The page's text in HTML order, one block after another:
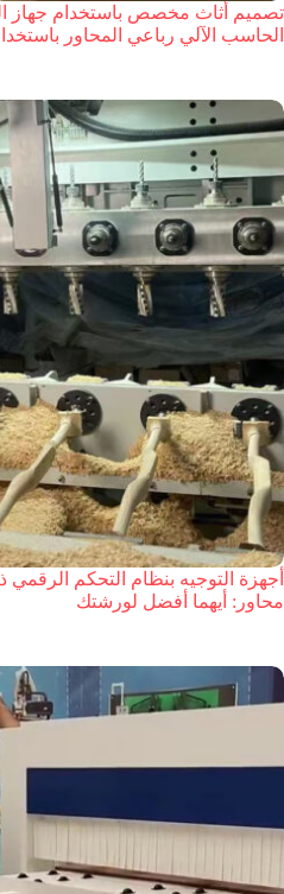
تصميم أثاث مخصص باستخدام جهاز
الحاسب الآلي رباعي المحاور
محاور: أيهما أفضل لورشتك